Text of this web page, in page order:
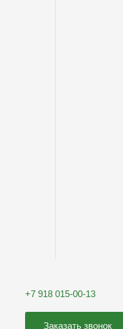
+7 918 015-00-13
Заказать звонок